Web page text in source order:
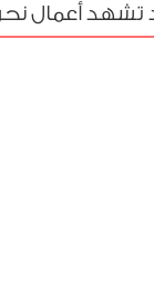
أعمال